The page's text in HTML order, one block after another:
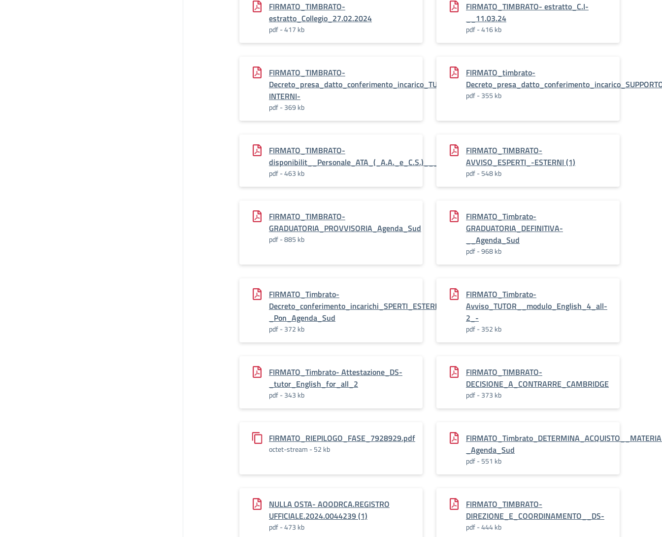
FIRMATO_TIMBRATO-
estratto_Collegio_27.02.2024
pdf - 417 kb
FIRMATO_TIMBRATO- estratto_C.I-
__11.03.24
pdf - 416 kb
FIRMATO_TIMBRATO-
Decreto_presa_datto_conferimento_incarico_TUTOR__ESPERTI_-
INTERNI-
pdf - 369 kb
FIRMATO_timbrato-
pdf - 355 kb
FIRMATO_TIMBRATO-
disponibilit__Personale_ATA_(_A.A._e_C.S.)___Agenda_SUD_(1)_(1)
pdf - 463 kb
FIRMATO_TIMBRATO-
AVVISO_ESPERTI_-ESTERNI (1)
pdf - 548 kb
FIRMATO_TIMBRATO-
GRADUATORIA_PROVVISORIA_Agenda_Sud
pdf - 885 kb
FIRMATO_Timbrato-
GRADUATORIA_DEFINITIVA-
__Agenda_Sud
pdf - 968 kb
FIRMATO_Timbrato-
Decreto_conferimento_incarichi_SPERTI_ESTERNI-
_Pon_Agenda_Sud
pdf - 372 kb
FIRMATO_Timbrato-
Avviso_TUTOR__modulo_English_4_all-
2_-
pdf - 352 kb
FIRMATO_Timbrato- Attestazione_DS-
_tutor_English_for_all_2
pdf - 343 kb
FIRMATO_TIMBRATO-
DECISIONE_A_CONTRARRE_CAMBRIDGE
pdf - 373 kb
FIRMATO_RIEPILOGO_FASE_7928929.pdf
octet-stream - 52 kb
_Agenda_Sud
pdf - 551 kb
NULLA OSTA- AOODRCA.REGISTRO
UFFICIALE.2024.0044239 (1)
pdf - 473 kb
FIRMATO_TIMBRATO-
DIREZIONE_E_COORDINAMENTO__DS-
pdf - 444 kb